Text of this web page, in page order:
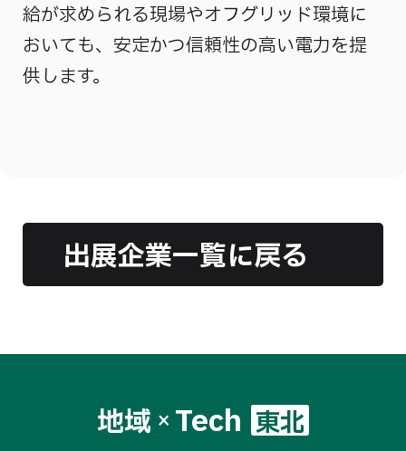
給が求められる現場やオフグリッド環境に
おいても、安定かつ信頼性の高い電力を提
供します。
出展企業一覧に戻る
地域 × Tech 東北